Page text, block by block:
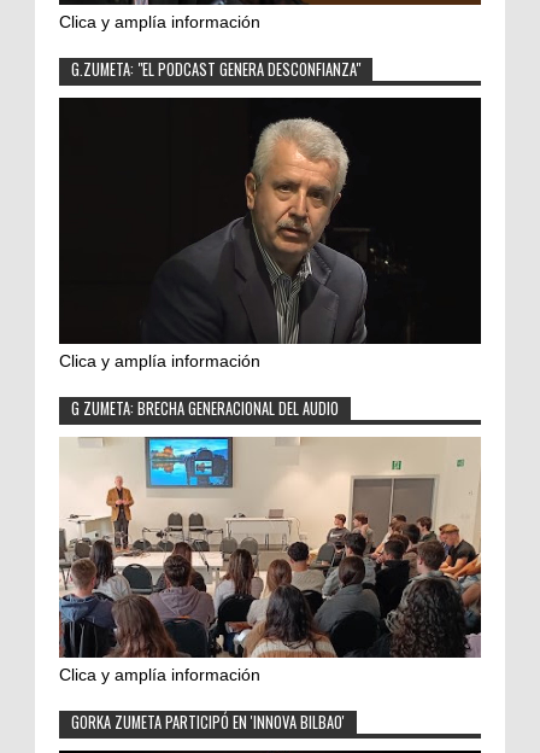
Clica y amplía información
G.ZUMETA: "EL PODCAST GENERA DESCONFIANZA"
Clica y amplía información
G ZUMETA: BRECHA GENERACIONAL DEL AUDIO
Clica y amplía información
GORKA ZUMETA PARTICIPÓ EN 'INNOVA BILBAO'